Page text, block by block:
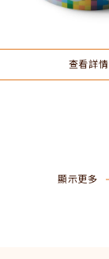
查看詳情
顯示更多